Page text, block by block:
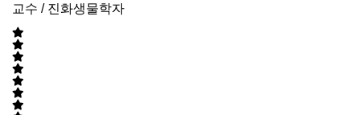
교수 / 진화생물학자